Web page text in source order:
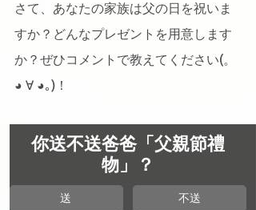
さて、あなたの家族は父の日を祝いま
すか？どんなプレゼントを用意します
か？ぜひコメントで教えてください(。
◕ ∀ ◕｡)！
你送不送爸爸「父親節禮
物」？
送 不送